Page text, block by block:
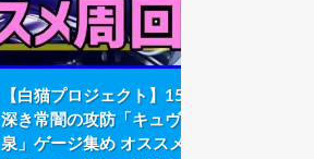
【白猫プロジェクト】15章
深き常闇の攻防「キュヴラの
泉」ゲージ集め オススメ周回